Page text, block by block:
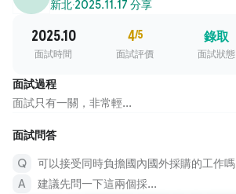
新北·2025.11.17 分享
2025.10
面試時間
4/5
面試評價
錄取
面試狀態
面試過程
面試只有一關，非常輕...
面試問答
可以接受同時負擔國內國外採購的工作嗎
建議先問一下這兩個採...